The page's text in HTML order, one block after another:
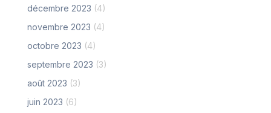
décembre 2023 (4)
novembre 2023 (4)
octobre 2023 (4)
septembre 2023 (3)
août 2023 (3)
juin 2023 (6)